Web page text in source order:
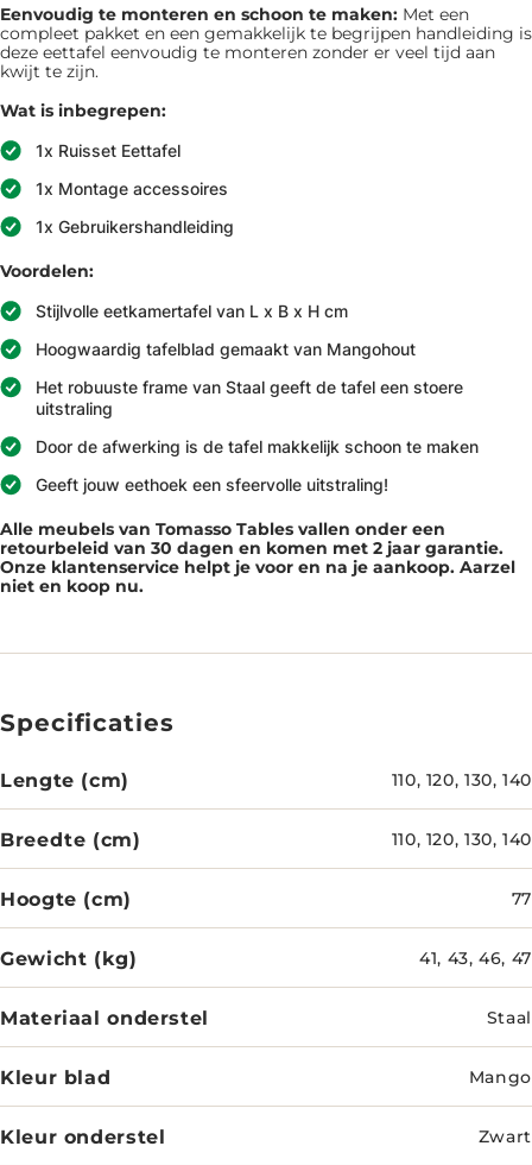
Eenvoudig te monteren en schoon te maken: Met een
compleet pakket en een gemakkelijk te begrijpen handleiding is
deze eettafel eenvoudig te monteren zonder er veel tijd aan
kwijt te zijn.
Wat is inbegrepen:
1x Ruisset Eettafel
1x Montage accessoires
1x Gebruikershandleiding
Voordelen:
Stijlvolle eetkamertafel van L x B x H cm
Hoogwaardig tafelblad gemaakt van Mangohout
Het robuuste frame van Staal geeft de tafel een stoere
uitstraling
Door de afwerking is de tafel makkelijk schoon te maken
Geeft jouw eethoek een sfeervolle uitstraling!
Alle meubels van Tomasso Tables vallen onder een
retourbeleid van 30 dagen en komen met 2 jaar garantie.
Onze klantenservice helpt je voor en na je aankoop. Aarzel
niet en koop nu.
Specificaties
Lengte (cm) 110, 120, 130, 140
Breedte (cm) 110, 120, 130, 140
Hoogte (cm) 77
Gewicht (kg) 41, 43, 46, 47
Materiaal onderstel Staal
Kleur blad Mango
Kleur onderstel Zwart